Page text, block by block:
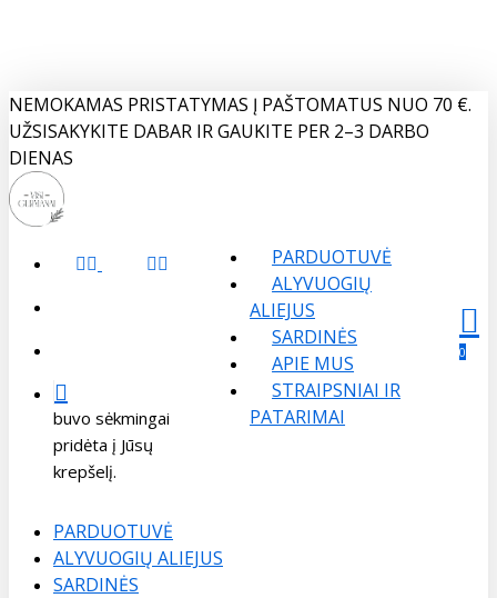
content
NEMOKAMAS PRISTATYMAS Į PAŠTOMATUS NUO 70 €.
UŽSISAKYKITE DABAR IR GAUKITE PER 2–3 DARBO
DIENAS
FACEBOOKINSTAGRAM
buvo sėkmingai
pridėta į Jūsų
krepšelį.
0
Menu
PARDUOTUVĖ
ALYVUOGIŲ
ALIEJUS
SARDINĖS
APIE MUS
STRAIPSNIAI IR
PATARIMAI
PARDUOTUVĖ
ALYVUOGIŲ ALIEJUS
SARDINĖS